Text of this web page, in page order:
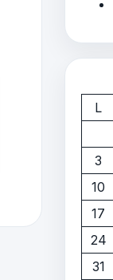
L
3
10
17
24
31